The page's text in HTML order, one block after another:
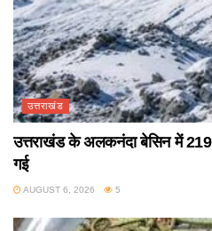
उत्तराखंड
उत्तराखंड के अलकनंदा बेसिन में 219
गई
AUGUST 6, 2026 5